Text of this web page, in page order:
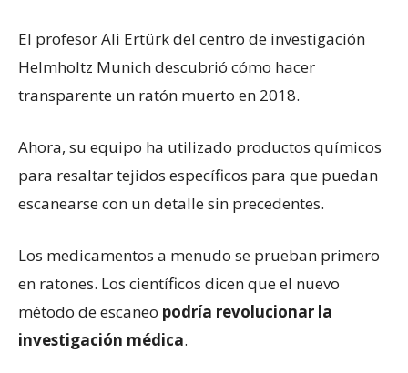
El profesor Ali Ertürk del centro de investigación
Helmholtz Munich descubrió cómo hacer
transparente un ratón muerto en 2018.
Ahora, su equipo ha utilizado productos químicos
para resaltar tejidos específicos para que puedan
escanearse con un detalle sin precedentes.
Los medicamentos a menudo se prueban primero
en ratones. Los científicos dicen que el nuevo
método de escaneo podría revolucionar la
investigación médica.